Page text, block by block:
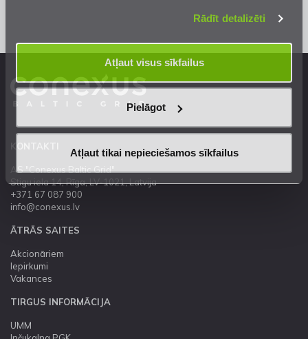
Rādīt detalizēti
Atļaut visus sīkfailus
Pielāgot
Atļaut tikai nepieciešamos sīkfailus
AS "Conexus Baltic Grid"
Stigu iela 14, Rīga, LV-1021, Latvija
+371 67 087 900
info@conexus.lv
ĀTRĀS SAITES
Akcionāriem
Iepirkumi
Vakances
TIRGUS INFORMĀCIJA
UMM